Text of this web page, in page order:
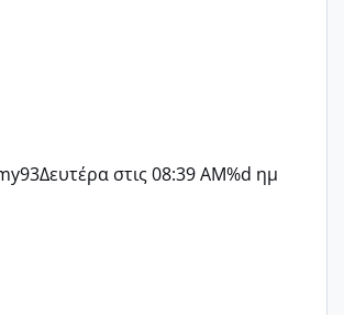
Δευτέρα στις 08:39 AM%d ημ